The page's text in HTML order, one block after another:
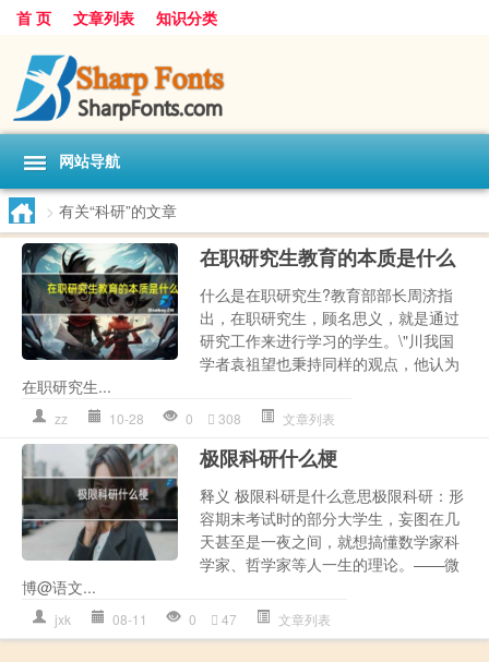
首 页 文章列表 知识分类
网站导航
> 有关“科研”的文章
在职研究生教育的本质是什么
什么是在职研究生?教育部部长周济指
出，在职研究生，顾名思义，就是通过
研究工作来进行学习的学生。\"川我国
学者袁祖望也秉持同样的观点，他认为
在职研究生...
zz 10-28 0 308 文章列表
极限科研什么梗
释义 极限科研是什么意思极限科研：形
容期末考试时的部分大学生，妄图在几
天甚至是一夜之间，就想搞懂数学家科
学家、哲学家等人一生的理论。——微
博@语文...
jxk 08-11 0 47 文章列表